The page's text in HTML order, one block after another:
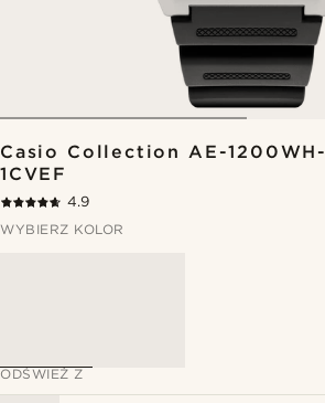
Casio Collection AE-1200WH-
1CVEF
4.9
WYBIERZ KOLOR
ODŚWIEŻ Z